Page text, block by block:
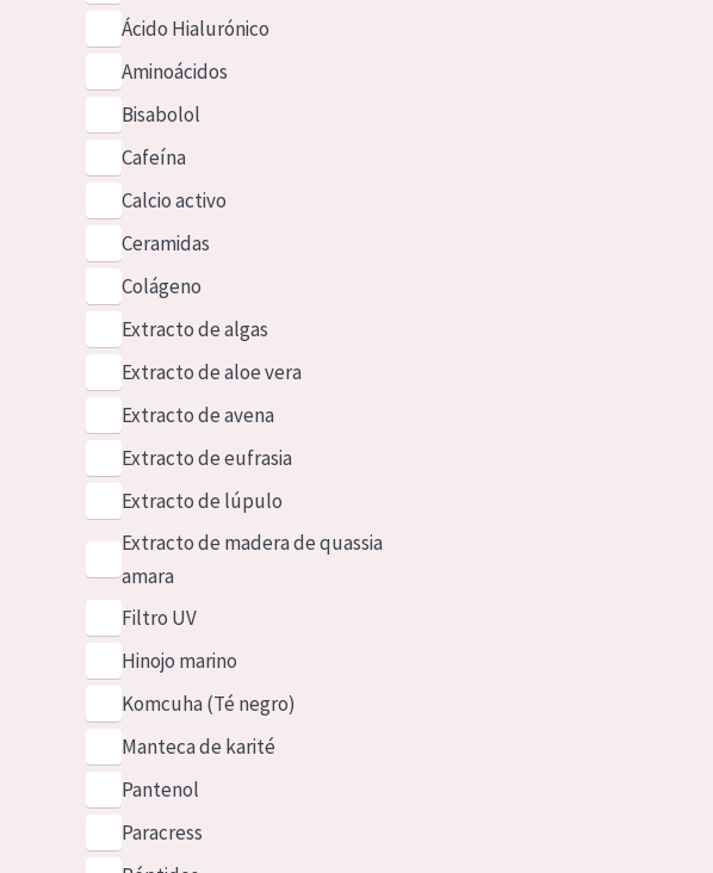
Ácido Hialurónico
Aminoácidos
Bisabolol
Cafeína
Calcio activo
Ceramidas
Colágeno
Extracto de algas
Extracto de aloe vera
Extracto de avena
Extracto de eufrasia
Extracto de lúpulo
Extracto de madera de quassia
amara
Filtro UV
Hinojo marino
Komcuha (Té negro)
Manteca de karité
Pantenol
Paracress